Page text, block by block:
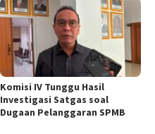
Komisi IV Tunggu Hasil
Investigasi Satgas soal
Dugaan Pelanggaran SPMB